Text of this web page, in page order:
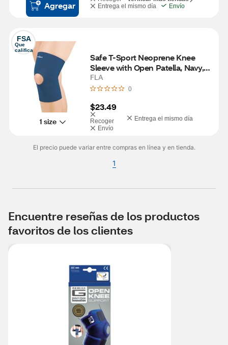
Agregar
Entrega el mismo día
Envío
FSA
Que
califica
1 size
Safe T-Sport Neoprene Knee
Sleeve with Open Patella, Navy,
Small
FLA
0
$23.49
Recoger
Entrega el mismo día
Envío
El precio puede variar entre compras en línea y en tienda.
1
Encuentre reseñas de los productos
favoritos de los clientes